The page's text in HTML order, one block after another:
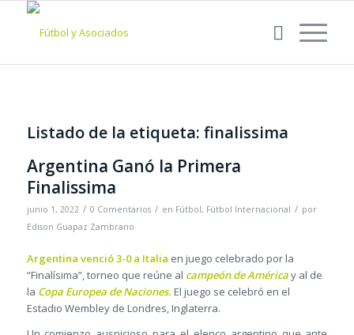
Listado de la etiqueta: finalissima
Argentina Ganó la Primera
Finalissima
junio 1, 2022 / 0 Comentarios / en Fútbol, Fútbol Internacional / por
Edison Guapaz Zambrano
Argentina venció 3-0 a Italia en juego celebrado por la
“Finalísima”, torneo que reúne al campeón de Américay al de
la Copa Europea de Naciones. El juego se celebró en el
Estadio Wembley de Londres, Inglaterra.